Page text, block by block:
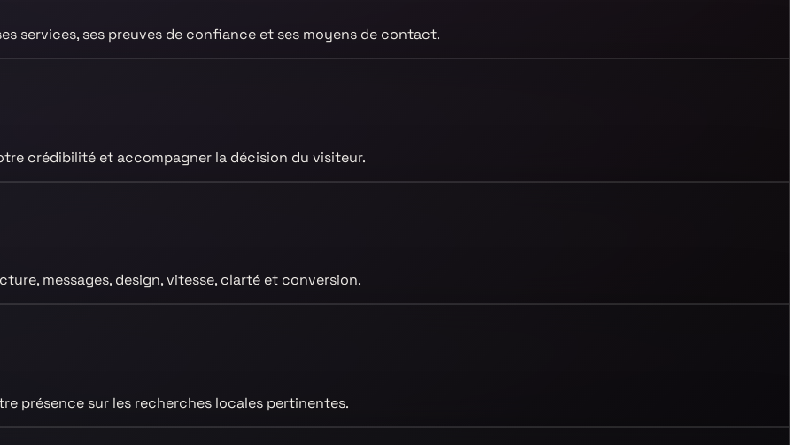
services, ses preuves de confiance et ses moyens de contact.
crédibilité et accompagner la décision du visiteur.
messages, design, vitesse, clarté et conversion.
présence sur les recherches locales pertinentes.